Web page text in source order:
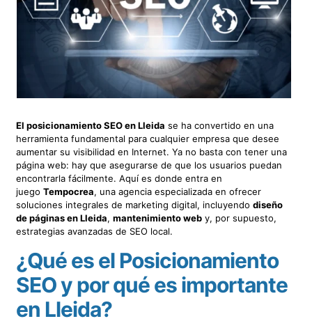
El posicionamiento SEO en Lleida se ha convertido en una
herramienta fundamental para cualquier empresa que desee
aumentar su visibilidad en Internet. Ya no basta con tener una
página web: hay que asegurarse de que los usuarios puedan
encontrarla fácilmente. Aquí es donde entra en
juegoTempocrea, una agencia especializada en ofrecer
soluciones integrales de marketing digital, incluyendodiseño
de páginas en Lleida,mantenimiento web y, por supuesto,
estrategias avanzadas de SEO local.
¿Qué es el Posicionamiento
SEO y por qué es importante
en Lleida?